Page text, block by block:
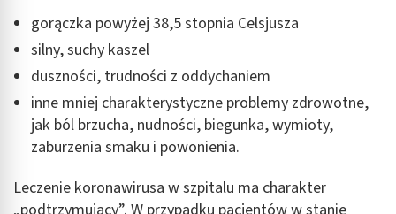
gorączka powyżej 38,5 stopnia Celsjusza
silny, suchy kaszel
duszności, trudności z oddychaniem
inne mniej charakterystyczne problemy zdrowotne,
jak ból brzucha, nudności, biegunka, wymioty,
zaburzenia smaku i powonienia.
Leczenie koronawirusa w szpitalu ma charakter